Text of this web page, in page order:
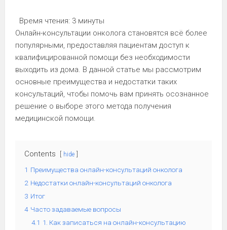
Время чтения: 3 минуты
Онлайн-консультации онколога становятся всё более
популярными, предоставляя пациентам доступ к
квалифицированной помощи без необходимости
выходить из дома. В данной статье мы рассмотрим
основные преимущества и недостатки таких
консультаций, чтобы помочь вам принять осознанное
решение о выборе этого метода получения
медицинской помощи.
Contents hide
1 Преимущества онлайн-консультаций онколога
2 Недостатки онлайн-консультаций онколога
3 Итог
4 Часто задаваемые вопросы
4.1 1. Как записаться на онлайн-консультацию